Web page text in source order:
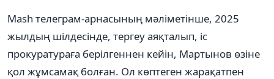
Mash телеграм-арнасының мәліметінше, 2025
жылдың шілдесінде, тергеу аяқталып, іс
прокуратураға берілгеннен кейін, Мартынов өзіне
қол жұмсамақ болған. Ол көптеген жарақатпен